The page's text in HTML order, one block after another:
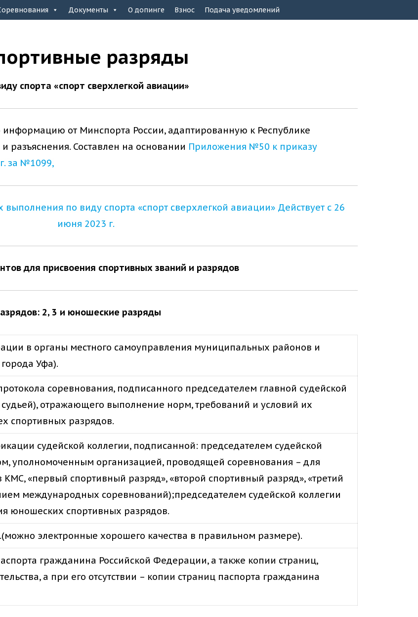
Документы О допинге Взнос Подача уведомлений
разряды
спорта «спорт сверхлегкой авиации»
от Минспорта России, адаптированную к Республике
разъяснения. Составлен на основании Приложения №50 к приказу
за №1099,
по виду спорта «спорт сверхлегкой авиации» Действует c 26
июня 2023 г.
для присвоения спортивных званий и разрядов
2, 3 и юношеские разряды
в органы местного самоуправления муниципальных районов и
Уфа).
соревнования, подписанного председателем главной судейской
отражающего выполнение норм, требований и условий их
спортивных разрядов.
судейской коллегии, подписанной: председателем судейской
уполномоченным организацией, проводящей соревнования – для
«первый спортивный разряд», «второй спортивный разряд», «третий
международных соревнований);председателем судейской коллегии
юношеских спортивных разрядов.
электронные хорошего качества в правильном размере).
гражданина Российской Федерации, а также копии страниц,
а при его отсутствии – копии страниц паспорта гражданина